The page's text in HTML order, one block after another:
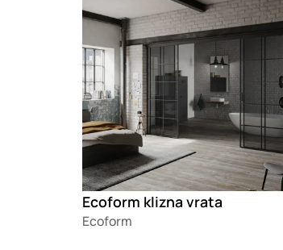
Ecoform klizna vrata
Ecoform